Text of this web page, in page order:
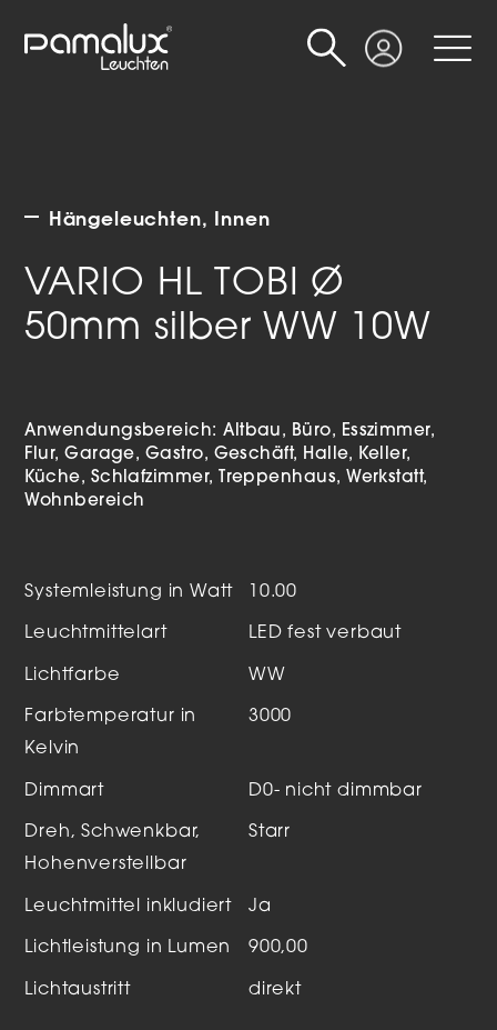
Login
Suche
Hängeleuchten Innen
VARIO HL TOBI Ø
50mm silber WW 10W
Anwendungsbereich:Altbau Büro
Esszimmer
Flur Garage Gastro Geschäft Halle
Keller
Küche
Schlafzimmer Treppenhaus
Werkstatt
Wohnbereich
Systemleistung in Watt 10.00
Leuchtmittelart LED fest verbaut
Lichtfarbe WW
Farbtemperatur in
Kelvin
3000
Dimmart D0- nicht dimmbar
Dreh, Schwenkbar,
Hohenverstellbar
Starr
Leuchtmittel inkludiert Ja
Lichtleistung in Lumen 900,00
Lichtaustritt direkt